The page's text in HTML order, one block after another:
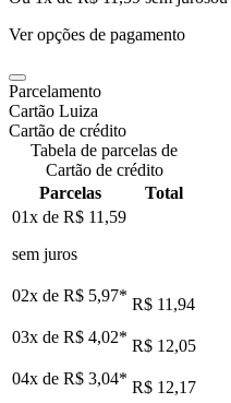
Ver opções de pagamento
Parcelamento
Cartão Luiza
Cartão de crédito
Tabela de parcelas de
Cartão de crédito
Parcelas
Total
01x de R$ 11,59
sem juros
02x de R$ 5,97* R$ 11,94
03x de R$ 4,02* R$ 12,05
04x de R$ 3,04* R$ 12,17